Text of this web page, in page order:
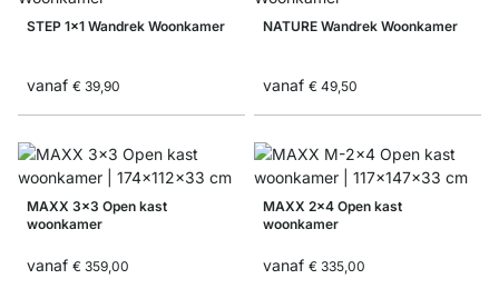
STEP 1x1 Wandrek Woonkamer
vanaf € 39,90
NATURE Wandrek Woonkamer
vanaf € 49,50
MAXX 3x3 Open kast
woonkamer
vanaf € 359,00
MAXX 2x4 Open kast
woonkamer
vanaf € 335,00